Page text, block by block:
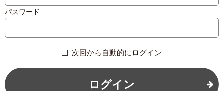
パスワード
次回から自動的にログイン
ログイン